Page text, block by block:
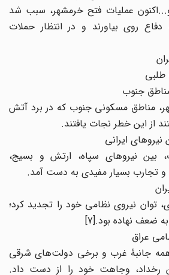
عملیات فتح خرمشهر، سبب شد
روی بیاورند و در انتظار حملات
جنوب
مسکونی جنوب که در برد آتش
از این خطر نجات یافتند.
ایرانی
نیروهای سپاه، ارتش و بسیج،
تجارب بسیار مفیدی به دست آمد.
توان نیروی نظامی خود را تجدید کرد؛
ضعف نهاده بود.[7]
عراق
جانبۀ غرب و برخی دولت‌های شرقی
رخداد، وجاهت خود را از دست داد.